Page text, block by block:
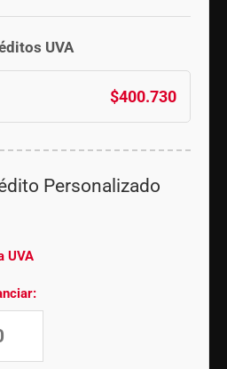
UVA
$400.730
Personalizado
UVA